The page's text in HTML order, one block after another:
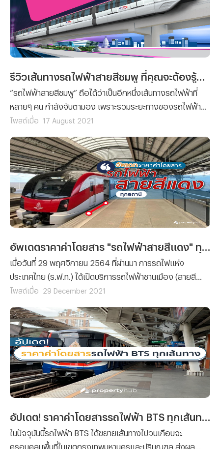
“รถไฟฟ้าสายสีชมพู” ถือได้ว่าเป็นอีกหนึ่งเส้นทางรถไฟฟ้าที่
หลายๆ คน กำลังจับตามอง เพราะรวมระยะทางของรถไฟฟ้า
สายนี้นั้น มีความยาวถึง 34.5 กิโลเมตร ในพื้นกรุงเทพฯ และ
สถานี จึงทำให้รถไฟฟ้าสายสีชมพูนี้ ได้กลายเป็นเส้นทาง
รถไฟฟ้าแห่งความหวังของผู้คน สำหรับการเดินทางในอนาคต
นั่นเอง
โพสต์เมื่อ 17 August 2021
เมื่อวันที่ 29 พฤศจิกายน 2564 ที่ผ่านมา การรถไฟแห่ง
ประเทศไทย (ร.ฟ.ท.) ได้เปิดบริการรถไฟฟ้าชานเมือง (สายสี
แดง) แบบเต็มรูปแบบเชิงพาณิชย์ ทั้ง 2 เส้นทาง คือ สายบสง
โพสต์เมื่อ 29 December 2021
ในปัจจุบันนี้รถไฟฟ้า BTS ได้ขยายเส้นทางไปจนเกือบจะ
ครอบคลุมพื้นที่ในเขตกรุงเทพมหานครและปริมณฑล ส่งผล